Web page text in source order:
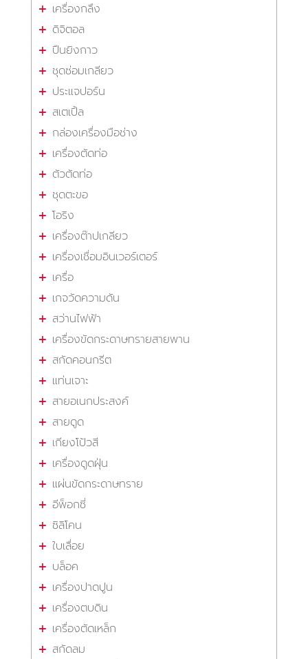
เครื่องกลึง
ดิจิตอล
ปืนยิงกาว
ชุดซ่อมเกลียว
ประแจปอร์น
สเตเปิ้ล
กล่องเครื่องมือช่าง
เครื่องตัดท่อ
ตัวตัดท่อ
ชุดตะขอ
โอริง
เครื่องต๊าปเกลียว
เครื่องเชื่อมอินเวอร์เตอร์
เครื่อ
เกจวัดความดัน
สว่านไฟฟ้า
เครื่องขัดกระดาษทรายสายพาน
สกัดคอนกรีต
แท่นเจาะ
สายอเนกประสงค์
สายดูด
เกียงโป้วสี
เครื่องดูดฝุ่น
แผ่นขัดกระดาษทราย
อีพ็อกซี่
ซิลิโคน
ใบเลื่อย
บล็อค
เครื่องปาดปูน
เครื่องตบดิน
เครื่องตัดเหล็ก
สกัดลม